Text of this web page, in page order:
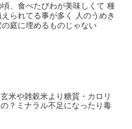
、食べたびわが美味しくて 種
られてる事が多く 人のうめき
庭に埋めるものじゃない
米や雑穀米より糖質・カロリ
？ミナラル不足になったり毒